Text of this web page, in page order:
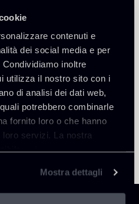
contenuti e
dei social media e per
inoltre
utilizza il nostro sito con i
di analisi dei dati web,
potrebbero combinarle
fornito loro o che hanno
servizi. La nostra
qui.
Mostra dettagli
Insights